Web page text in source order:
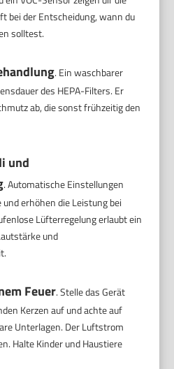
bei der Entscheidung, wann du
solltest.
. Ein waschbarer
des HEPA-Filters. Er
ab, die sonst frühzeitig den
und
. Automatische Einstellungen
erhöhen die Leistung bei
Lüfterregelung erlaubt ein
und
Feuer. Stelle das Gerät
Kerzen auf und achte auf
Unterlagen. Der Luftstrom
Halte Kinder und Haustiere